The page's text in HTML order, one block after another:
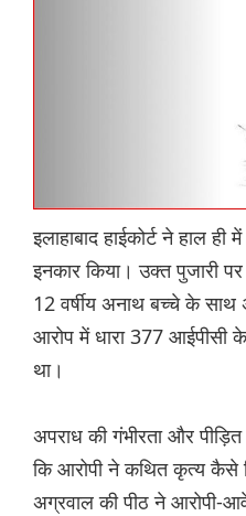
इलाहाबाद हाईकोर्ट ने हाल
इनकार किया। उक्त पुजारी
12 वर्षीय अनाथ बच्चे के
आरोप में धारा 377 आईपीसी
था।
अपराध की गंभीरता और
कि आरोपी ने कथित कृत्य कैसे
अग्रवाल की पीठ ने आरोपी-